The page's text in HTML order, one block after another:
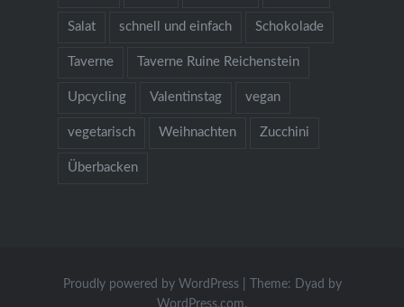
Salat schnell und einfach Schokolade
Taverne Taverne Ruine Reichenstein
Upcycling Valentinstag vegan
vegetarisch Weihnachten Zucchini
Überbacken
Proudly powered by WordPress
Theme: Dyad by
WordPress.com.